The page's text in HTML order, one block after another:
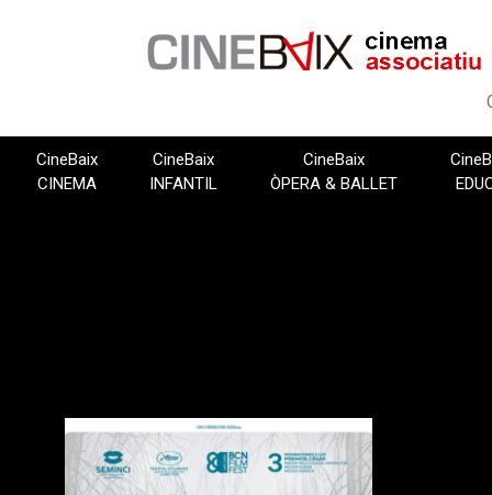
CineBaix
CINEMA
CineBaix
INFANTIL
CineBaix
ÒPERA & BALLET